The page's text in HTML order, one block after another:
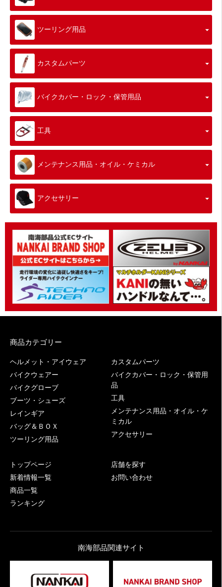
ツーリング用品
カスタムパーツ
バイクカバー・ロック・保管用品
工具
メンテナンス用品・オイル・ケミカル
アクセサリー
商品カテゴリー
ヘルメット・アイウェア
バイクウェアー
バイクグローブ
ブーツ・シューズ
レインギア
バッグ＆ＢＯＸ
ツーリング用品
カスタムパーツ
バイクカバー・ロック・保管用
品
工具
メンテナンス用品・オイル・ケ
ミカル
アクセサリー
トップページ
新着情報一覧
商品一覧
ランキング
店舗を探す
お問い合わせ
南海部品関連サイト